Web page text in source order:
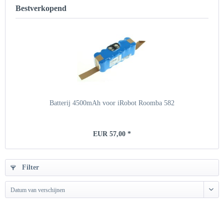
Bestverkopend
Batterij 4500mAh voor iRobot Roomba 582
EUR 57,00 *
Filter
Datum van verschijnen